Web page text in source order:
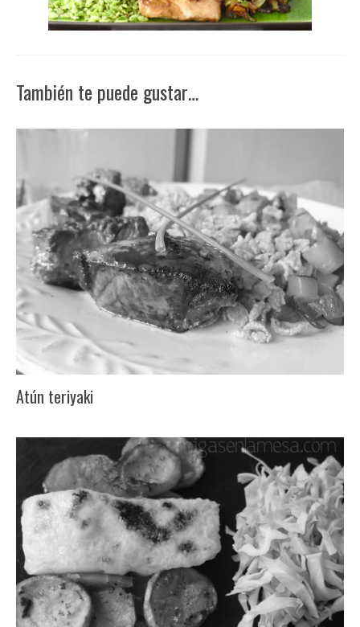
También te puede gustar…
Atún teriyaki